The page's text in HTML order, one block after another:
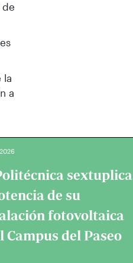
de
la
a
sextuplica
de su
fotovoltaica
Campus del Paseo